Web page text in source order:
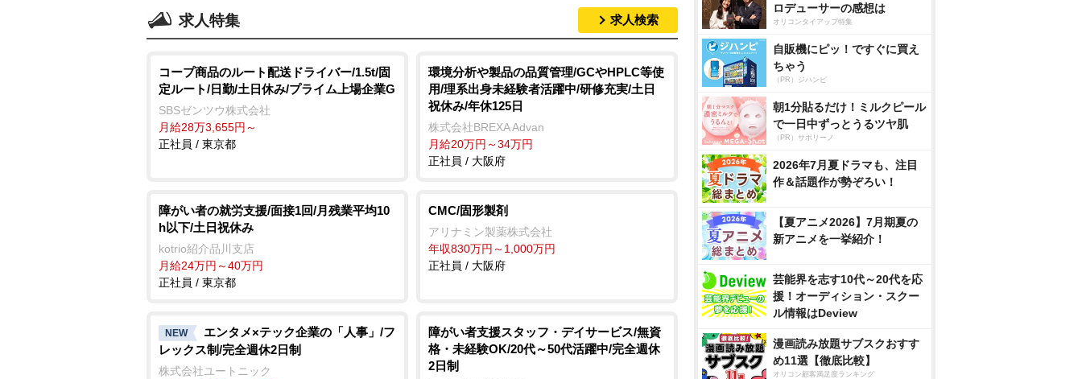
求人特集 求人検索
コープ商品のルート配送ドライバー/1.5t/固
定ルート/日勤/土日休み/プライム上場企業G
SBSゼンツウ株式会社
月給28万3,655円～
正社員 / 東京都
環境分析や製品の品質管理/GCやHPLC等使
用/理系出身未経験者活躍中/研修充実/土日
祝休み/年休125日
株式会社BREXA Advan
月給20万円～34万円
正社員 / 大阪府
障がい者の就労支援/面接1回/月残業平均10
h以下/土日祝休み
kotrio紹介品川支店
月給24万円～40万円
正社員 / 東京都
CMC/固形製剤
アリナミン製薬株式会社
年収830万円～1,000万円
正社員 / 大阪府
NEW
エンタメ×テック企業の「人事」/フ
レックス制/完全週休2日制
株式会社ユートニック
障がい者支援スタッフ・デイサービス/無資
格・未経験OK/20代～50代活躍中/完全週休
2日制
ロデューサーの感想は
オリコンタイアップ特集
自販機にピッ！ですぐに買え
ちゃう
（PR）ジハンピ
朝1分貼るだけ！ミルクピール
で一日中ずっとうるツヤ肌
（PR）サボリーノ
2026年7月夏ドラマも、注目
作＆話題作が勢ぞろい！
【夏アニメ2026】7月期夏の
新アニメを一挙紹介！
芸能界を志す10代～20代を応
援！オーディション・スクー
ル情報はDeview
漫画読み放題サブスクおすす
め11選【徹底比較】
オリコン顧客満足度ランキング